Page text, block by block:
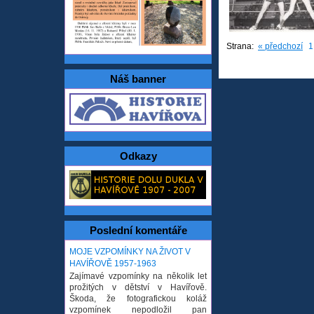
Náš banner
Odkazy
Poslední komentáře
MOJE VZPOMÍNKY NA ŽIVOT V
HAVÍŘOVĚ 1957-1963
Zajímavé vzpomínky na několik let
prožitých v dětství v Havířově.
Škoda, že fotografickou koláž
vzpomínek nepodložil pan
Strana: « předchozí 1